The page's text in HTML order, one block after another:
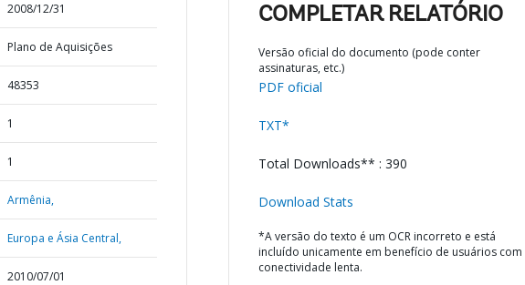
2008/12/31
Plano de Aquisições
48353
1
1
Armênia,
Europa e Ásia Central,
2010/07/01
COMPLETAR RELATÓRIO
Versão oficial do documento (pode conter
assinaturas, etc.)
PDF oficial
TXT*
Total Downloads** : 390
Download Stats
*A versão do texto é um OCR incorreto e está
incluído unicamente em benefício de usuários com
conectividade lenta.